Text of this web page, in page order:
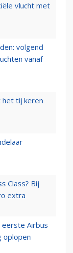
vlucht met
volgend
vanaf
het tij keren
Class? Bij
extra
eerste Airbus
oplopen